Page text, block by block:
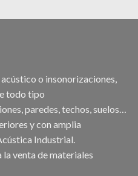
o insonorizaciones
todo tipo
paredes techos , suelos…
y con amplia
Industrial.
la venta demateriales